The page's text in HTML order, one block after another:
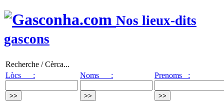
Nos lieux-dits
gascons
Recherche / Cèrca...
Lòcs :
Noms : Prenoms :